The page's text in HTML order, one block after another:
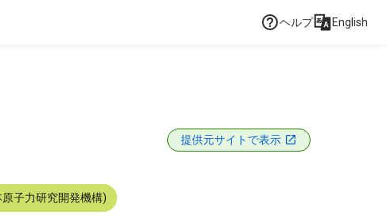
ヘルプ English
提供元サイトで表示
子力研究開発機構)